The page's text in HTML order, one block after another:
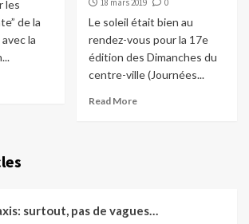
les
de la
la
18 mars 2019 0
Le soleil était bien au
rendez-vous pour la 17e
édition des Dimanches du
centre-ville (Journées...
Read More
surtout, pas de vagues…